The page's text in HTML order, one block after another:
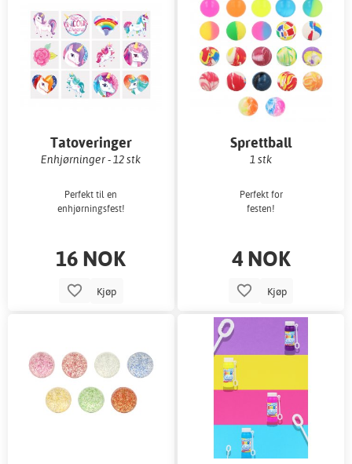
Tatoveringer
Enhjørninger - 12 stk
Perfekt til en
enhjørningsfest!
16 NOK
Kjøp
Sprettball
1 stk
Perfekt for
festen!
4 NOK
Kjøp